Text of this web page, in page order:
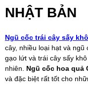
NHẬT BẢN
Ngũ cốc trái cây sấy
cây, nhiều loại hạt và ngũ
gạo lứt và trái cây sấy
nhiên. Ngũ cốc hoa quả
và đặc biệt rất tốt cho